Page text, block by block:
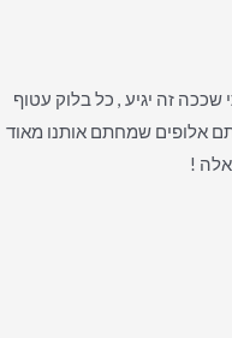
שככה זה יגיע , כל בלוק עטוף
7 יחידות ב 100 ש"ח , אתם אלופים שמחתם אותנו מאוד
!